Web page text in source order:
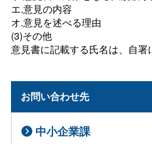
エ.意見の内容
オ.意見を述べる理由
(3)その他
意見書に記載する氏名は、自署
お問い合わせ先
中小企業課